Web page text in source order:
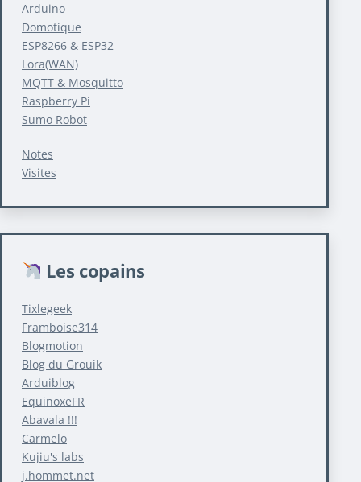
Arduino
Domotique
ESP8266 & ESP32
Lora(WAN)
MQTT & Mosquitto
Raspberry Pi
Sumo Robot
Notes
Visites
Les copains
Tixlegeek
Framboise314
Blogmotion
Blog du Grouik
Arduiblog
EquinoxeFR
Abavala !!!
Carmelo
Kujiu's labs
j.hommet.net